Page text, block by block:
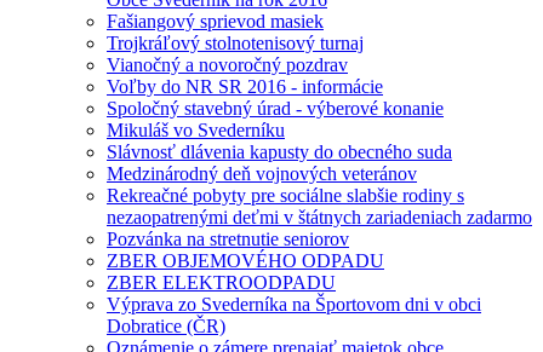
Fašiangový sprievod masiek
Trojkráľový stolnotenisový turnaj
Vianočný a novoročný pozdrav
Voľby do NR SR 2016 - informácie
Spoločný stavebný úrad - výberové konanie
Mikuláš vo Svederníku
Slávnosť dlávenia kapusty do obecného suda
Medzinárodný deň vojnových veteránov
Rekreačné pobyty pre sociálne slabšie rodiny s
nezaopatrenými deťmi v štátnych zariadeniach zadarmo
Pozvánka na stretnutie seniorov
ZBER OBJEMOVÉHO ODPADU
ZBER ELEKTROODPADU
Výprava zo Svederníka na Športovom dni v obci
Dobratice (ČR)
Oznámenie o zámere prenajať majetok obce